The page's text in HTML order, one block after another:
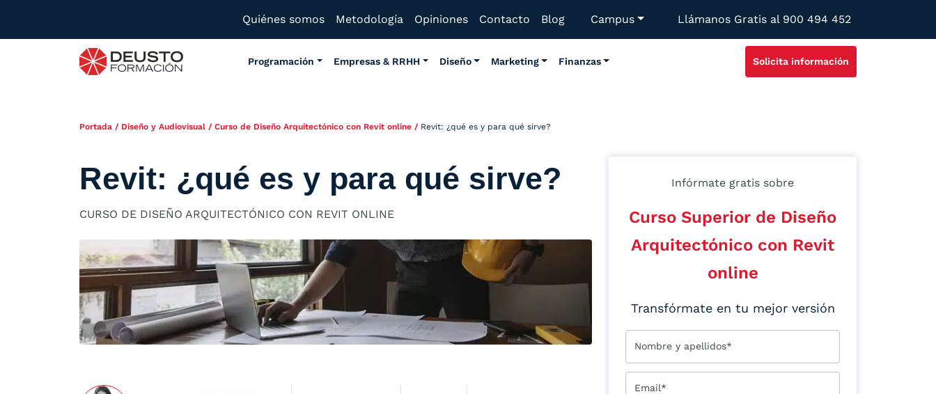
Quiénes somos Metodología Opiniones Contacto Blog Campus Llámanos Gratis al 900 494 452
Programación Empresas & RRHH Diseño Marketing Finanzas Solicita información
Portada / Diseño y Audiovisual / Curso de Diseño Arquitectónico con Revit online / Revit: ¿qué es y para qué sirve?
Revit: ¿qué es y para qué sirve?
CURSO DE DISEÑO ARQUITECTÓNICO CON REVIT ONLINE
Infórmate gratis sobre
Curso Superior de Diseño
Arquitectónico con Revit
online
Transfórmate en tu mejor versión
Nombre y apellidos*
Email*